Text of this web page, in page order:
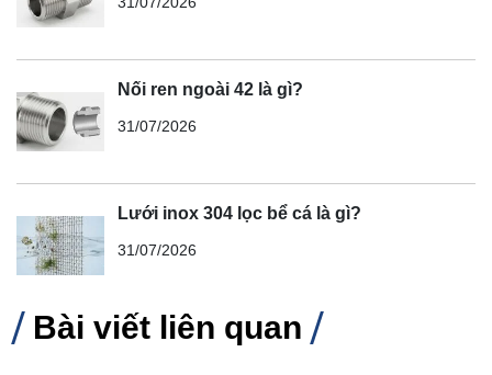
Nối ren ngoài 42 là gì?
31/07/2026
Lưới inox 304 lọc bể cá là gì?
31/07/2026
Bài viết liên quan